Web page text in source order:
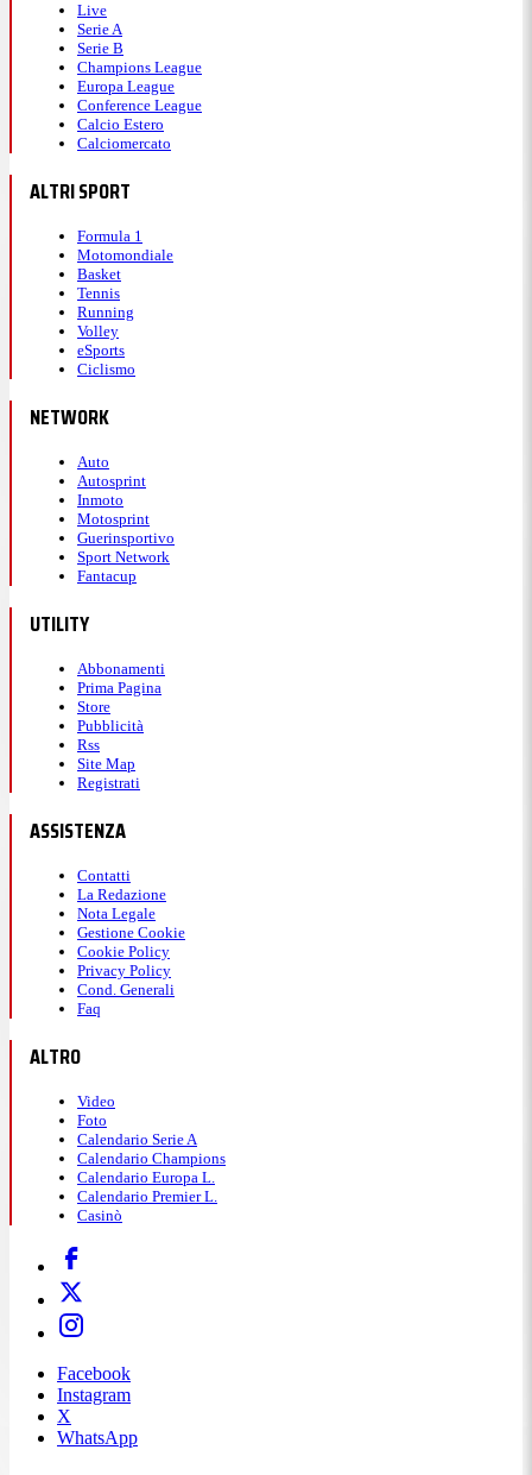
Live
Serie A
Serie B
Champions League
Europa League
Conference League
Calcio Estero
Calciomercato
ALTRI SPORT
Formula 1
Motomondiale
Basket
Tennis
Running
Volley
eSports
Ciclismo
NETWORK
Auto
Autosprint
Inmoto
Motosprint
Guerinsportivo
Sport Network
Fantacup
UTILITY
Abbonamenti
Prima Pagina
Store
Pubblicità
Rss
Site Map
Registrati
ASSISTENZA
Contatti
La Redazione
Nota Legale
Gestione Cookie
Cookie Policy
Privacy Policy
Cond. Generali
Faq
ALTRO
Video
Foto
Calendario Serie A
Calendario Champions
Calendario Europa L.
Calendario Premier L.
Casinò
Facebook
Instagram
X
WhatsApp